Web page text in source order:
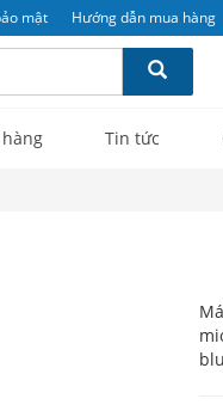
mật Hướng dẫn mua hàng
Tin tức